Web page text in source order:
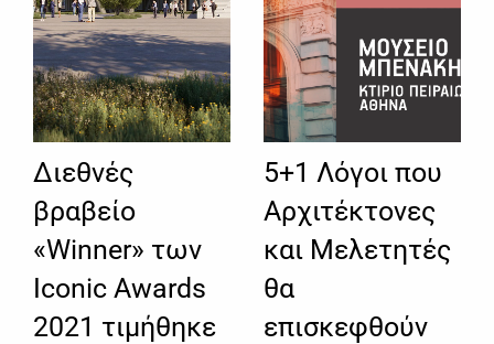
Διεθνές
βραβείο
«Winner» των
Iconic Awards
2021 τιμήθηκε
5+1 Λόγοι που
Αρχιτέκτονες
και Μελετητές
θα
επισκεφθούν